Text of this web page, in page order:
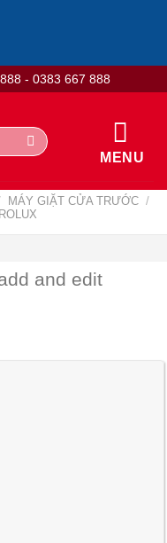
- 0383 667 888
MENU
MÁY GIẶT CỬA TRƯỚC /
and edit